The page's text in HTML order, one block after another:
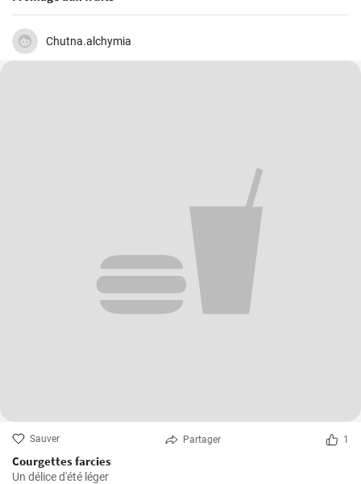
Chutna.alchymia
Sauver Partager 1
Courgettes farcies
Un délice d'été léger